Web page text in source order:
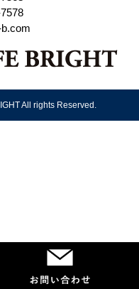
All rights Reserved.